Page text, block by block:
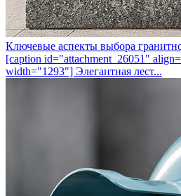
Ключевые аспекты выбора
[caption id="attachment_26051"
width="1293"] Элегантная лест...